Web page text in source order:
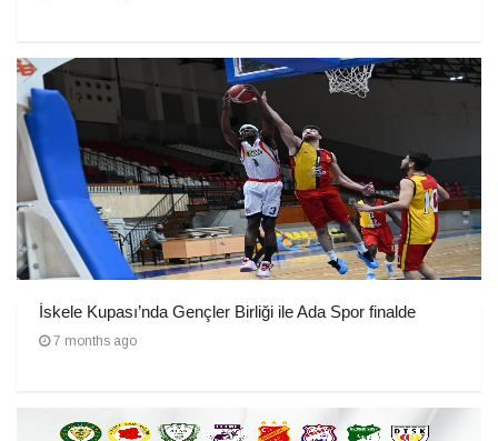
İskele Kupası’nda Gençler Birliği ile Ada Spor finalde
7 months ago